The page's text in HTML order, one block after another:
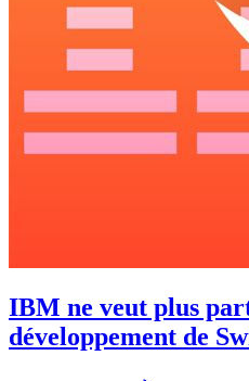
IBM ne veut plus
développement de